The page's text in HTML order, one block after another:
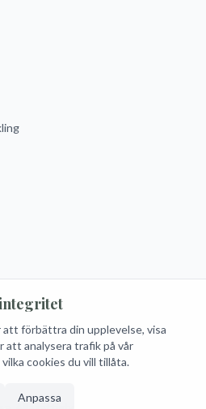
förbättra din upplevelse, visa
att analysera trafik på vår
cookies du vill tillåta.
Anpassa